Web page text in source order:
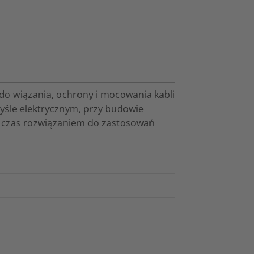
wiązania, ochrony i mocowania kabli
elektrycznym, przy budowie
rozwiązaniem do zastosowań